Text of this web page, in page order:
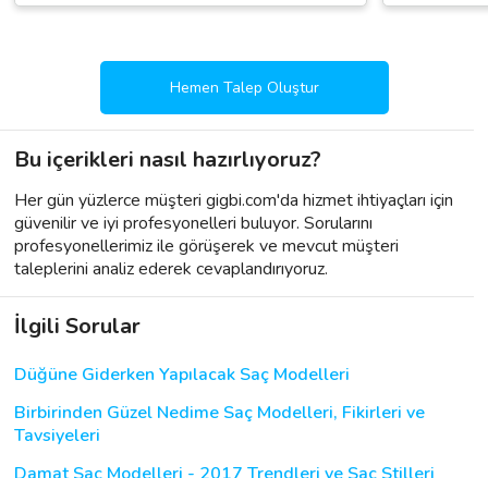
Hemen Talep Oluştur
Bu içerikleri nasıl hazırlıyoruz?
Her gün yüzlerce müşteri gigbi.com'da hizmet ihtiyaçları için
güvenilir ve iyi profesyonelleri buluyor. Sorularını
profesyonellerimiz ile görüşerek ve mevcut müşteri
taleplerini analiz ederek cevaplandırıyoruz.
İlgili Sorular
Düğüne Giderken Yapılacak Saç Modelleri
Birbirinden Güzel Nedime Saç Modelleri, Fikirleri ve
Tavsiyeleri
Damat Saç Modelleri - 2017 Trendleri ve Saç Stilleri